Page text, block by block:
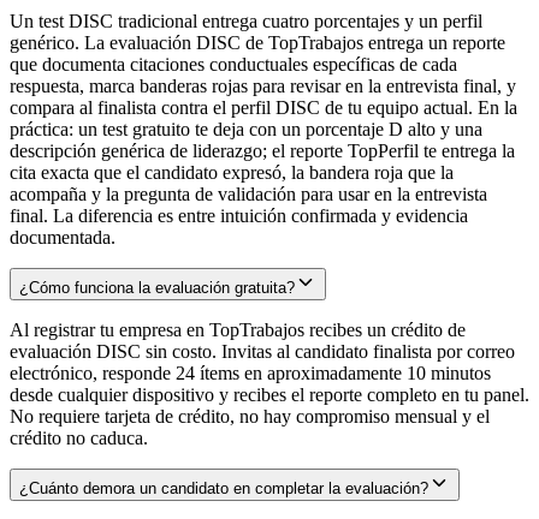
Un test DISC tradicional entrega cuatro porcentajes y un perfil
genérico. La evaluación DISC de TopTrabajos entrega un reporte
que documenta citaciones conductuales específicas de cada
respuesta, marca banderas rojas para revisar en la entrevista final, y
compara al finalista contra el perfil DISC de tu equipo actual. En la
práctica: un test gratuito te deja con un porcentaje D alto y una
descripción genérica de liderazgo; el reporte TopPerfil te entrega la
cita exacta que el candidato expresó, la bandera roja que la
acompaña y la pregunta de validación para usar en la entrevista
final. La diferencia es entre intuición confirmada y evidencia
documentada.
¿Cómo funciona la evaluación gratuita?
Al registrar tu empresa en TopTrabajos recibes un crédito de
evaluación DISC sin costo. Invitas al candidato finalista por correo
electrónico, responde 24 ítems en aproximadamente 10 minutos
desde cualquier dispositivo y recibes el reporte completo en tu panel.
No requiere tarjeta de crédito, no hay compromiso mensual y el
crédito no caduca.
¿Cuánto demora un candidato en completar la evaluación?